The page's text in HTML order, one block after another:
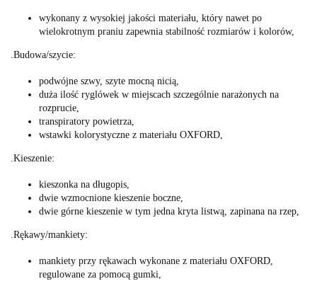
wykonany z wysokiej jakości materiału, który nawet po
wielokrotnym praniu zapewnia stabilność rozmiarów i kolorów,
.Budowa/szycie:
podwójne szwy, szyte mocną nicią,
duża ilość ryglówek w miejscach szczególnie narażonych na
rozprucie,
transpiratory powietrza,
wstawki kolorystyczne z materiału OXFORD,
.Kieszenie:
kieszonka na długopis,
dwie wzmocnione kieszenie boczne,
dwie górne kieszenie w tym jedna kryta listwą, zapinana na rzep,
.Rękawy/mankiety:
mankiety przy rękawach wykonane z materiału OXFORD,
regulowane za pomocą gumki,